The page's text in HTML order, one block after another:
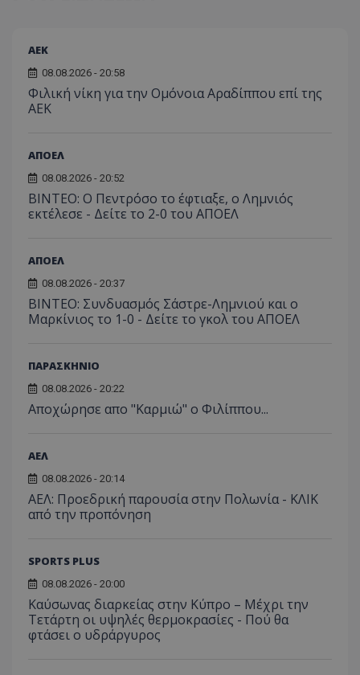
ΑEK
08.08.2026 - 20:58
Φιλική νίκη για την Ομόνοια Αραδίππου επί της
ΑΕΚ
ΑΠΟΕΛ
08.08.2026 - 20:52
ΒΙΝΤΕΟ: Ο Πεντρόσο το έφτιαξε, ο Λημνιός
εκτέλεσε - Δείτε το 2-0 του ΑΠΟΕΛ
ΑΠΟΕΛ
08.08.2026 - 20:37
ΒΙΝΤΕΟ: Συνδυασμός Σάστρε-Λημνιού και ο
Μαρκίνιος το 1-0 - Δείτε το γκολ του ΑΠΟΕΛ
ΠΑΡΑΣΚΗΝΙΟ
08.08.2026 - 20:22
Aποχώρησε απο "Καρμιώ" ο Φιλίππου...
ΑΕΛ
08.08.2026 - 20:14
ΑΕΛ: Προεδρική παρουσία στην Πολωνία - ΚΛΙΚ
από την προπόνηση
SPORTS PLUS
08.08.2026 - 20:00
Καύσωνας διαρκείας στην Κύπρο – Μέχρι την
Τετάρτη οι υψηλές θερμοκρασίες - Πού θα
φτάσει ο υδράργυρος